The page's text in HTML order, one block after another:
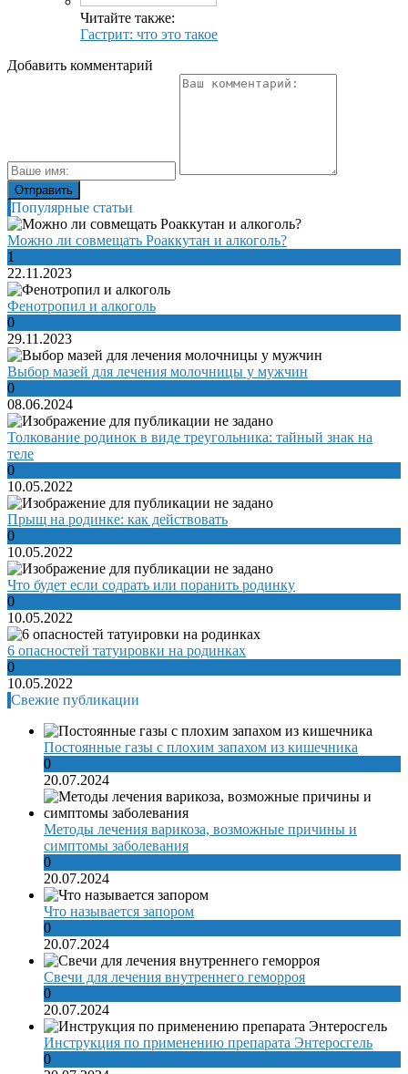
Читайте также:
Гастрит: что это такое
Добавить комментарий
Популярные статьи
Можно ли совмещать Роаккутан и алкоголь?
1
22.11.2023
Фенотропил и алкоголь
0
29.11.2023
Выбор мазей для лечения молочницы у мужчин
0
08.06.2024
Толкование родинок в виде треугольника: тайный знак на
теле
0
10.05.2022
Прыщ на родинке: как действовать
0
10.05.2022
Что будет если содрать или поранить родинку
0
10.05.2022
6 опасностей татуировки на родинках
0
10.05.2022
Свежие публикации
Постоянные газы с плохим запахом из кишечника
0
20.07.2024
Методы лечения варикоза, возможные причины и
симптомы заболевания
0
20.07.2024
Что называется запором
0
20.07.2024
Свечи для лечения внутреннего геморроя
0
20.07.2024
Инструкция по применению препарата Энтеросгель
0